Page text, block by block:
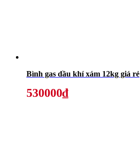
Bình gas dầu khí xám 12kg giá rẻ
530000₫